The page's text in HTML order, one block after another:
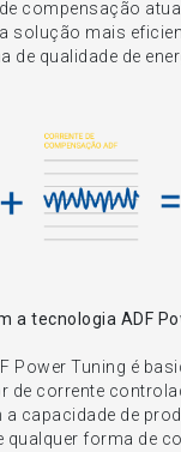
compensação
solução mais
de qualidade de
a tecnologia ADF
Power Tuning é
de corrente
capacidade de
qualquer forma de